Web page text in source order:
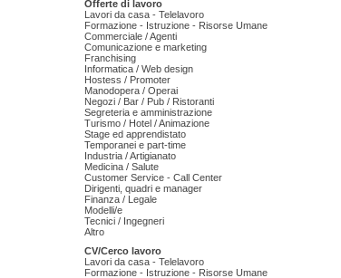
Offerte di lavoro
Lavori da casa - Telelavoro
Formazione - Istruzione - Risorse Umane
Commerciale / Agenti
Comunicazione e marketing
Franchising
Informatica / Web design
Hostess / Promoter
Manodopera / Operai
Negozi / Bar / Pub / Ristoranti
Segreteria e amministrazione
Turismo / Hotel / Animazione
Stage ed apprendistato
Temporanei e part-time
Industria / Artigianato
Medicina / Salute
Customer Service - Call Center
Dirigenti, quadri e manager
Finanza / Legale
Modelli/e
Tecnici / Ingegneri
Altro
CV/Cerco lavoro
Lavori da casa - Telelavoro
Formazione - Istruzione - Risorse Umane